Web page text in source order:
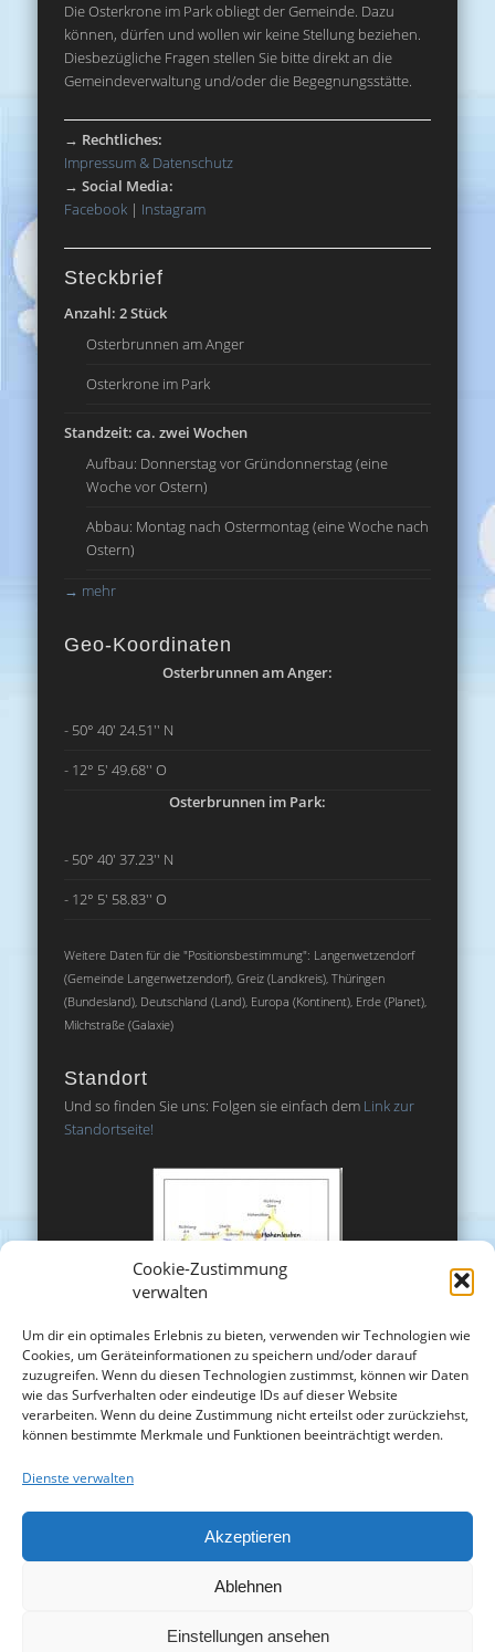
Cookie-Zustimmung
verwalten
Um dir ein optimales Erlebnis zu bieten, verwenden wir Technologien wie
Cookies, um Geräteinformationen zu speichern und/oder darauf
zuzugreifen. Wenn du diesen Technologien zustimmst, können wir Daten
wie das Surfverhalten oder eindeutige IDs auf dieser Website
verarbeiten. Wenn du deine Zustimmung nicht erteilst oder zurückziehst,
können bestimmte Merkmale und Funktionen beeinträchtigt werden.
Dienste verwalten
Akzeptieren
Ablehnen
Einstellungen ansehen
Die Osterkrone im Park obliegt der Gemeinde. Dazu
können, dürfen und wollen wir keine Stellung beziehen.
Diesbezügliche Fragen stellen Sie bitte direkt an die
Gemeindeverwaltung und/oder die Begegnungsstätte.
→ Rechtliches:
Impressum & Datenschutz
→Social Media:
Facebook | Instagram
Steckbrief
Anzahl: 2 Stück
Osterbrunnen am Anger
Osterkrone im Park
Standzeit: ca. zwei Wochen
Aufbau: Donnerstag vor Gründonnerstag (eine
Woche vor Ostern)
Abbau: Montag nach Ostermontag (eine Woche nach
Ostern)
→ mehr
Geo-Koordinaten
Osterbrunnen am Anger:
- 50° 40' 24.51'' N
- 12° 5' 49.68'' O
Osterbrunnen im Park:
- 50° 40' 37.23'' N
- 12° 5' 58.83'' O
Weitere Daten für die "Positionsbestimmung": Langenwetzendorf
(Gemeinde Langenwetzendorf), Greiz (Landkreis), Thüringen
(Bundesland), Deutschland (Land), Europa (Kontinent), Erde (Planet),
Milchstraße (Galaxie)
Standort
Und so finden Sie uns: Folgen sie einfach dem Link zur
Standortseite!